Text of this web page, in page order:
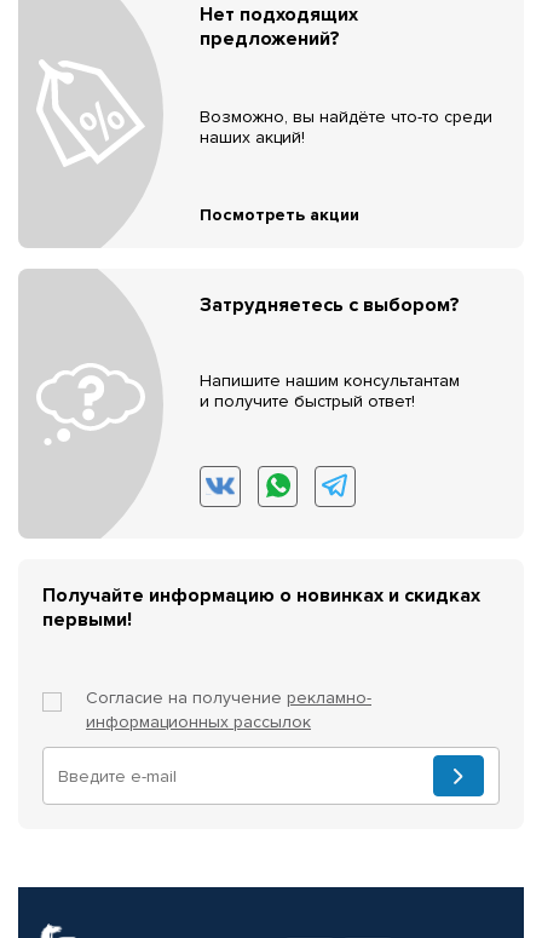
Нет подходящих
предложений?
Возможно, вы найдёте что-то среди
наших акций!
Посмотреть акции
Затрудняетесь с выбором?
Напишите нашим консультантам
и получите быстрый ответ!
Получайте информацию о новинках и скидках
первыми!
Согласие на получение рекламно-
информационных рассылок